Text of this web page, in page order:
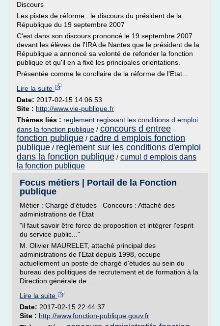
Discours
Les pistes de réforme : le discours du président de la
République du 19 septembre 2007
C'est dans son discours prononcé le 19 septembre 2007
devant les élèves de l'IRA de Nantes que le président de la
République a annoncé sa volonté de refonder la fonction
publique et qu'il en a fixé les principales orientations.
Présentée comme le corollaire de la réforme de l'Etat...
Lire la suite
Date: 2017-02-15 14:06:53
Site : http://www.vie-publique.fr
Thèmes liés : reglement regissant les conditions d emploi
dans la fonction publique / concours d entree
fonction publique / cadre d emplois fonction
publique / reglement sur les conditions d'emploi
dans la fonction publique / cumul d emplois dans
la fonction publique
Focus métiers | Portail de la Fonction
publique
Métier : Chargé d'études Concours : Attaché des
administrations de l'Etat
"il faut savoir être force de proposition et intégrer l'esprit
du service public..."
M. Olivier MAURELET, attaché principal des
administrations de l'Etat depuis 1998, occupe
actuellement un poste de chargé d'études au sein du
bureau des politiques de recrutement et de formation à la
Direction générale de...
Lire la suite
Date: 2017-02-15 22:44:37
Site : http://www.fonction-publique.gouv.fr